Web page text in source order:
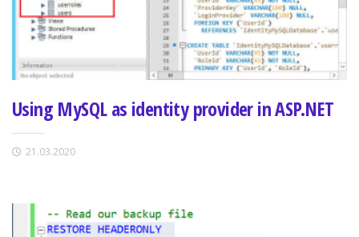
Using MySQL as identity provider in ASP.NET
21.03.2020